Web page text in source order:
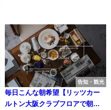
告知・観光
毎日こんな朝希望【リッツカー
ルトン大阪クラブフロアで朝食